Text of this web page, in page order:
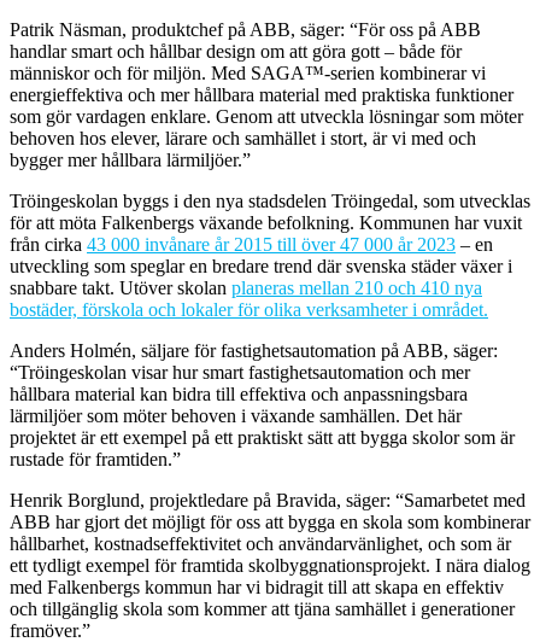
Patrik Näsman, produktchef på ABB, säger: “För oss på ABB
handlar smart och hållbar design om att göra gott – både för
människor och för miljön. Med SAGA™-serien kombinerar vi
energieffektiva och mer hållbara material med praktiska funktioner
som gör vardagen enklare. Genom att utveckla lösningar som möter
behoven hos elever, lärare och samhället i stort, är vi med och
bygger mer hållbara lärmiljöer.”
Tröingeskolan byggs i den nya stadsdelen Tröingedal, som utvecklas
för att möta Falkenbergs växande befolkning. Kommunen har vuxit
från cirka 43 000 invånare år 2015 till över 47 000 år 2023 – en
utveckling som speglar en bredare trend där svenska städer växer i
snabbare takt. Utöver skolan planeras mellan 210 och 410 nya
bostäder, förskola och lokaler för olika verksamheter i området.
Anders Holmén, säljare för fastighetsautomation på ABB, säger:
“Tröingeskolan visar hur smart fastighetsautomation och mer
hållbara material kan bidra till effektiva och anpassningsbara
lärmiljöer som möter behoven i växande samhällen. Det här
projektet är ett exempel på ett praktiskt sätt att bygga skolor som är
rustade för framtiden.”
Henrik Borglund, projektledare på Bravida, säger: “Samarbetet med
ABB har gjort det möjligt för oss att bygga en skola som kombinerar
hållbarhet, kostnadseffektivitet och användarvänlighet, och som är
ett tydligt exempel för framtida skolbyggnationsprojekt. I nära dialog
med Falkenbergs kommun har vi bidragit till att skapa en effektiv
och tillgänglig skola som kommer att tjäna samhället i generationer
framöver.”